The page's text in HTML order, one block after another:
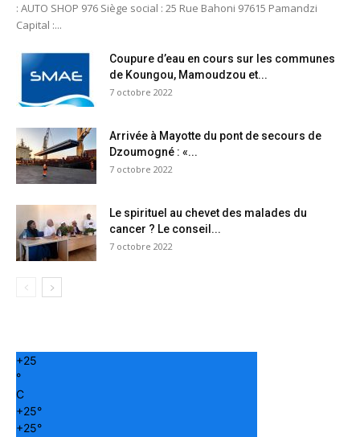
: AUTO SHOP 976 Siège social : 25 Rue Bahoni 97615 Pamandzi
Capital :...
Coupure d’eau en cours sur les communes
de Koungou, Mamoudzou et...
7 octobre 2022
Arrivée à Mayotte du pont de secours de
Dzoumogné : «...
7 octobre 2022
Le spirituel au chevet des malades du
cancer ? Le conseil...
7 octobre 2022
+25
°
C
+25°
+25°